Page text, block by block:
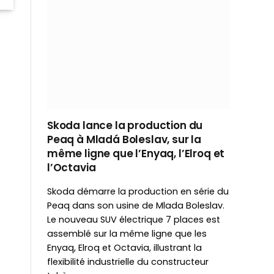
Skoda lance la production du
Peaq à Mladá Boleslav, sur la
même ligne que l’Enyaq, l’Elroq et
l’Octavia
Skoda démarre la production en série du
Peaq dans son usine de Mlada Boleslav.
Le nouveau SUV électrique 7 places est
assemblé sur la même ligne que les
Enyaq, Elroq et Octavia, illustrant la
flexibilité industrielle du constructeur